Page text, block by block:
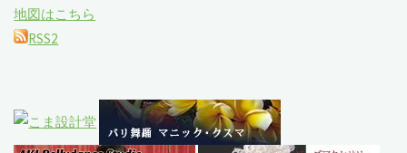
地図はこちら
RSS2